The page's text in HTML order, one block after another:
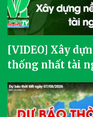
[VIDEO] Xây
thống nhất tài